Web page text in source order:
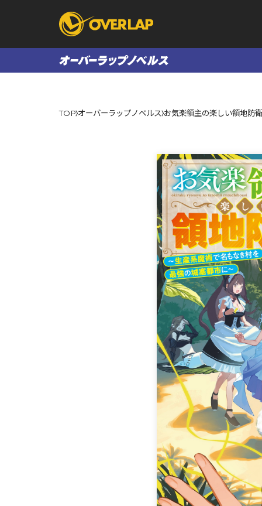
コミック ライトノベ
ロサージュノベルス
オーバーラップ文庫 オーバ
コミッククリエ
TOP オーバーラップノベルス お気楽領主の楽しい領地防